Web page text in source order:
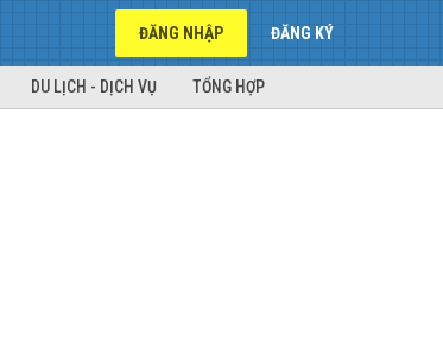
ĐĂNG NHẬP ĐĂNG KÝ
DU LỊCH - DỊCH VỤ TỔNG HỢP